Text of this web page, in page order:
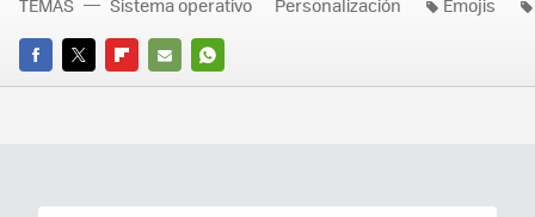
FACEBOOK
TWITTERFLIPBOARD
E-
WHATSAPP